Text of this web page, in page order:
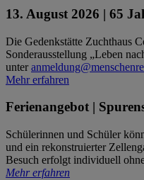
13. August 2026 | 65
Die Gedenkstätte Zuchthaus
Sonderausstellung „Leben
unter
Mehr erfahren
Ferienangebot |
Schülerinnen und Schüler
und ein rekonstruierter
Besuch erfolgt individuell
Mehr erfahren